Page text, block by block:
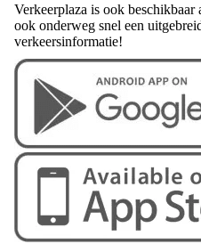
Verkeerplaza is ook beschikbaar
ook onderweg snel een
verkeersinformatie!